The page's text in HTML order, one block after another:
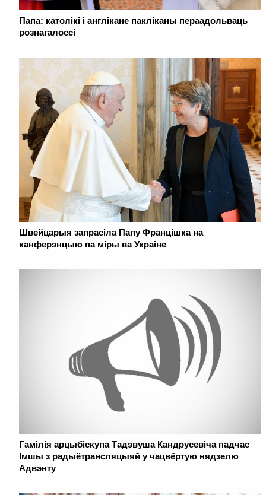
Папа: католікі і англікане пакліканы пераадольваць
рознагалоссі
Швейцарыя запрасіла Папу Францішка на
канферэнцыю па міры ва Украіне
Гамілія арцыбіскупа Тадэвуша Кандрусевіча падчас
Імшы з радыётрансляцыяй у чацвёртую нядзелю
Адвэнту